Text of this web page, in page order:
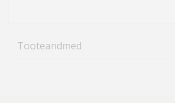
Tooteandmed